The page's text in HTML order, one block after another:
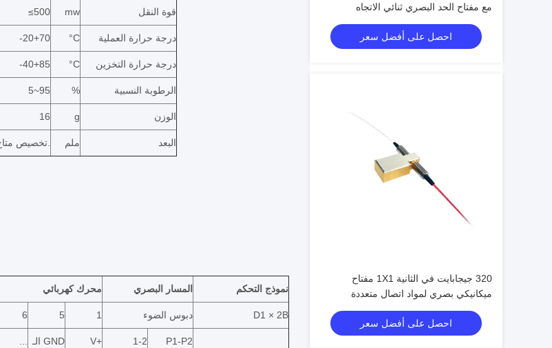
مع مفتاح الحد البصري ثنائي الاتجاه
احصل على أفضل سعر
320 جيجابايت في الثانية 1X1 مفتاح
ميكانيكي بصري لمواد اتصال متعددة
OADM
احصل على أفضل سعر
قوة النقل mw
≤500
درجة حرارة العملية °C
-20+70
درجة حرارة التخزين °C
-40+85
الرطوبة النسبية %
5~95
الوزن g
16
البعد ملم
نموذج التحكم المسار البصري محرك كهربائي
D1 × 2B دبوس الضوء 1
5
6
P1-P2
1-2
V+ الـ GND